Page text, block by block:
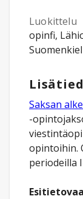
Luokittelu
opinfi,
Saksan
-
opintoihin.
periodeilla